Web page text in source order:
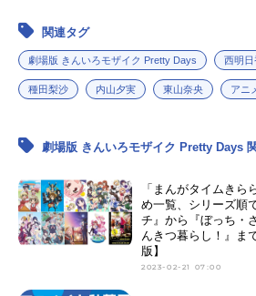
関連タグ
劇場版 きんいろモザイク Pretty Days 西明日
種田梨沙 内山夕実 東山奈央 アニ
劇場版 きんいろモザイク Pretty Days
「まんがタイムきら
め一覧、シリーズ順
チ』から『ぼっち・
んきつ暮らし！』ま
版】
2023-02-21 07:00